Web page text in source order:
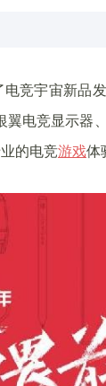
竞宇宙新品
电竞显示器
的电竞游戏体